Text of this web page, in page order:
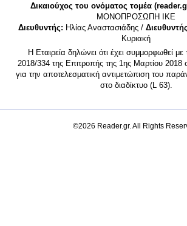
Δικαιούχος του ονόματος τομέα
MONΟΠΡΟΣΩΠΗ ΙΚΕ
Διευθυντής: Ηλίας Αναστασιάδης /
Κυριακή
Η Εταιρεία δηλώνει ότι έχει συμμορφωθεί
2018/334 της Επιτροπής της 1ης Μαρτίου 2018
για την αποτελεσματική αντιμετώπιση του
στο διαδίκτυο (L 63).
©2026 Reader.gr. All Rights